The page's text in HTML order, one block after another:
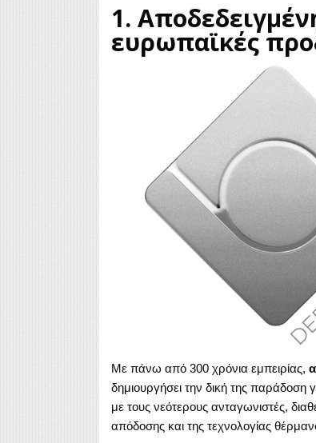
1.
ευρωπαϊκές
Με πάνω από 300 χρόνια εμπειρίας,
δημιουργήσει την δική της παράδοση
με τους νεότερους ανταγωνιστές,
απόδοσης και της τεχνολογίας